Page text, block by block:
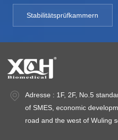
Stabilitätsprüfkammern
Adresse : 1F, 2F, No.5
of SMES, economic
road and the west of Wuling